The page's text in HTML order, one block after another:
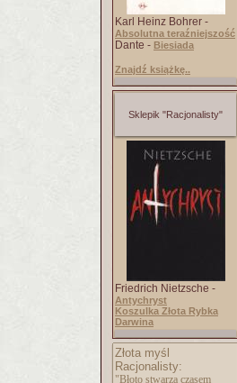
Karl Heinz Bohrer -
Absolutna teraźniejszość
Dante - Biesiada
Znajdź książkę..
Sklepik "Racjonalisty"
Friedrich Nietzsche -
Antychryst
Koszulka Złota Rybka
Darwina
Złota myśl
Racjonalisty:
"Błoto stwarza czasem